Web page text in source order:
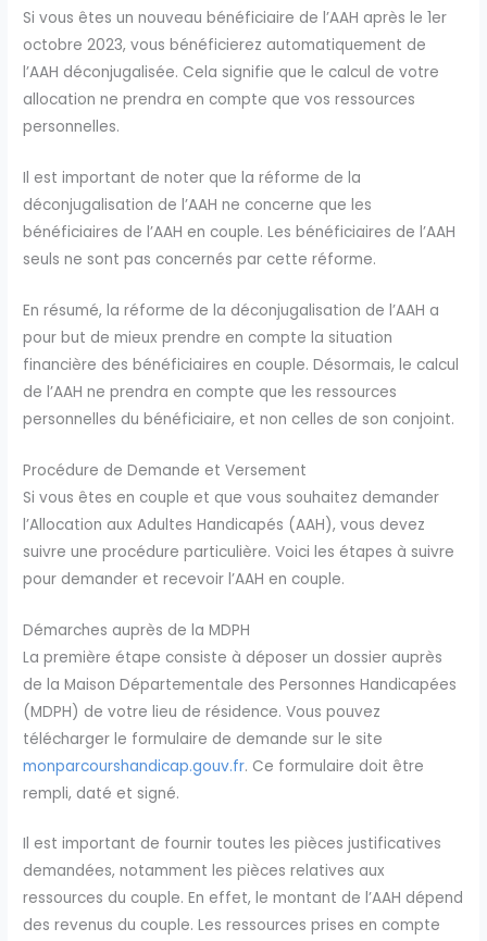
Si vous êtes un nouveau bénéficiaire de l’AAH après le 1er
octobre 2023, vous bénéficierez automatiquement de
l’AAH déconjugalisée. Cela signifie que le calcul de votre
allocation ne prendra en compte que vos ressources
personnelles.
Il est important de noter que la réforme de la
déconjugalisation de l’AAH ne concerne que les
bénéficiaires de l’AAH en couple. Les bénéficiaires de l’AAH
seuls ne sont pas concernés par cette réforme.
En résumé, la réforme de la déconjugalisation de l’AAH a
pour but de mieux prendre en compte la situation
financière des bénéficiaires en couple. Désormais, le calcul
de l’AAH ne prendra en compte que les ressources
personnelles du bénéficiaire, et non celles de son conjoint.
Procédure de Demande et Versement
Si vous êtes en couple et que vous souhaitez demander
l’Allocation aux Adultes Handicapés (AAH), vous devez
suivre une procédure particulière. Voici les étapes à suivre
pour demander et recevoir l’AAH en couple.
Démarches auprès de la MDPH
La première étape consiste à déposer un dossier auprès
de la Maison Départementale des Personnes Handicapées
(MDPH) de votre lieu de résidence. Vous pouvez
télécharger le formulaire de demande sur le site
monparcourshandicap.gouv.fr. Ce formulaire doit être
rempli, daté et signé.
Il est important de fournir toutes les pièces justificatives
demandées, notamment les pièces relatives aux
ressources du couple. En effet, le montant de l’AAH dépend
des revenus du couple. Les ressources prises en compte